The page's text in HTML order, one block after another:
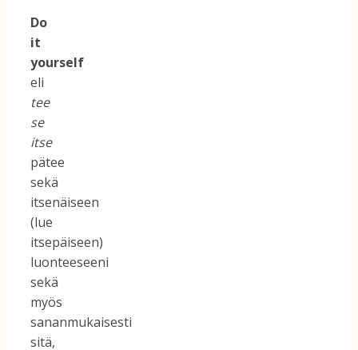
Do
it
yourself
eli
tee
se
itse
pätee
sekä
itsenäiseen
(lue
itsepäiseen)
luonteeseeni
sekä
myös
sananmukaisesti
sitä,